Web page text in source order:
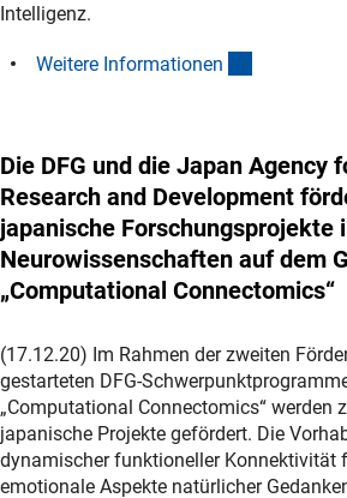
Intelligenz.
Weitere Informationen
Die DFG und die Japan Agency
Research and Development
japanische Forschungsprojekte
Neurowissenschaften auf dem
„Computational Connectomics“
(17.12.20) Im Rahmen der zweiten
gestarteten DFG-
„Computational Connectomics“ werden
japanische Projekte gefördert. Die
dynamischer funktioneller Konnektivität
emotionale Aspekte natürlicher